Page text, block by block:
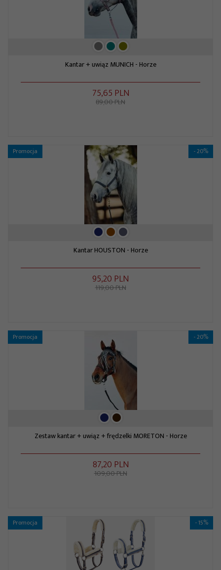
Kantar + uwiąz MUNICH - Horze
75,65 PLN
89,00 PLN
Promocja - 20%
Kantar HOUSTON - Horze
95,20 PLN
119,00 PLN
Promocja - 20%
Zestaw kantar + uwiąz + frędzelki MORETON - Horze
87,20 PLN
109,00 PLN
Promocja - 15%